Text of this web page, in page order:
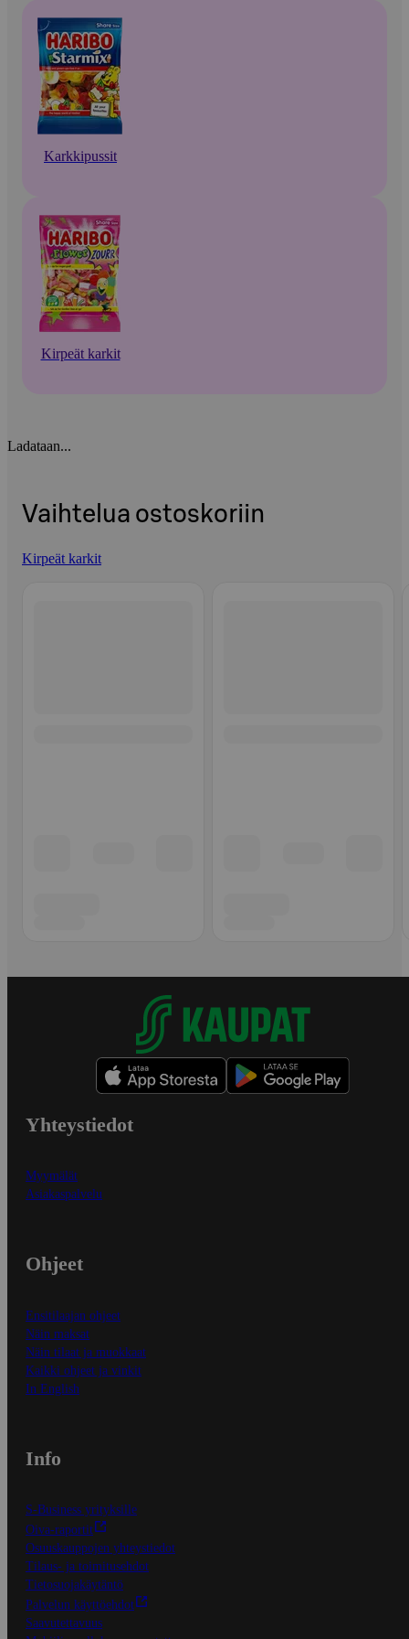
Karkkipussit
Kirpeät karkit
Ladataan...
Vaihtelua ostoskoriin
Kirpeät karkit
Yhteystiedot
Myymälät
Asiakaspalvelu
Ohjeet
Ensitilaajan ohjeet
Näin maksat
Näin tilaat ja muokkaat
Kaikki ohjeet ja vinkit
In English
Info
S-Business yrityksille
Oiva-raportit
Osuuskauppojen yhteystiedot
Tilaus- ja toimitusehdot
Tietosuojakäytäntö
Palvelun käyttöehdot
Saavutettavuus